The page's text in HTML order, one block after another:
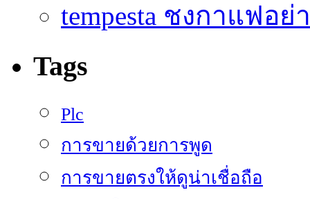
tempesta ชงกาแฟอ
Tags
Plc
การขายด้วยการพูด
การขายตรงให้ดูน่าเชื่อถือ